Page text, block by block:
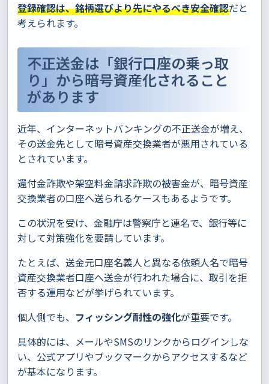
登録確認は、銘柄選びより先にやるべき安全確認だと
考えられます。
不正送金は「銀行口座の乗っ取
り」から暗号資産化されること
があります
近年、インターネットバンキングの不正送金が増え、
その送金先として暗号資産交換業者が悪用されている
とされています。
還付金詐欺や架空料金請求詐欺の被害金が、暗号資産
交換業者の口座へ送られるケースもあるようです。
この状況を受け、金融庁は警察庁と連名で、銀行等に
対して対策強化を要請しています。
たとえば、送金元口座名義人と異なる依頼人名で暗号
資産交換業者口座へ送金が行われた場合に、取引を拒
否する運用などが挙げられています。
個人側でも、 フィッシング耐性の強化が重要です。
具体的には、メールやSMSのリンクからログインしな
い、公式アプリやブックマークからアクセスするなど
が基本になります。